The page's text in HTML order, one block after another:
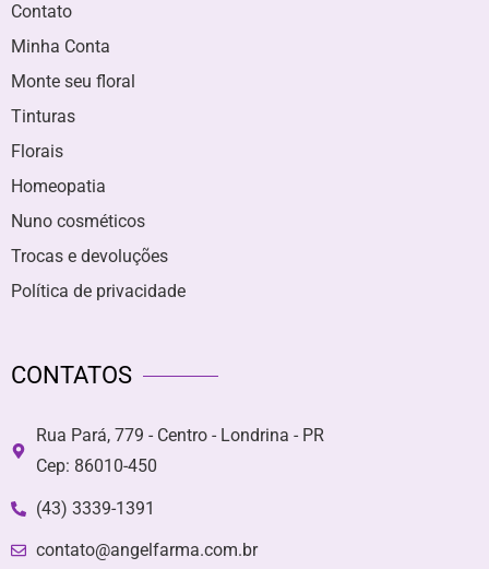
Contato
Minha Conta
Monte seu floral
Tinturas
Florais
Homeopatia
Nuno cosméticos
Trocas e devoluções
Política de privacidade
CONTATOS
Rua Pará, 779 - Centro - Londrina - PR
Cep: 86010-450
(43) 3339-1391
contato@angelfarma.com.br